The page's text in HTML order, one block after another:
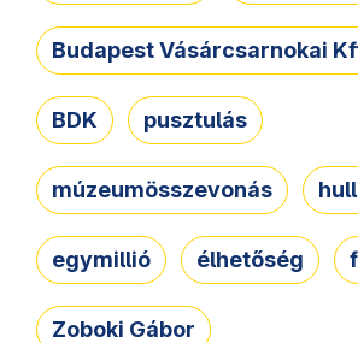
Budapest Vásárcsarnokai
BDK pusztulás
múzeumösszevonás
egymillió élhetőség
Zoboki Gábor